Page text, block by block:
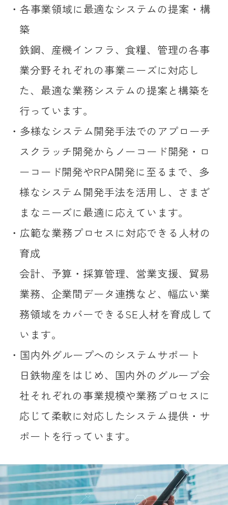
各事業領域に最適なシステムの提案・構
築
鉄鋼、産機インフラ、食糧、管理の各事
業分野それぞれの事業ニーズに対応し
た、最適な業務システムの提案と構築を
行っています。
多様なシステム開発手法でのアプローチ
スクラッチ開発からノーコード開発・ロ
ーコード開発やRPA開発に至るまで、多
様なシステム開発手法を活用し、さまざ
まなニーズに最適に応えています。
広範な業務プロセスに対応できる人材の
育成
会計、予算・採算管理、営業支援、貿易
業務、企業間データ連携など、幅広い業
務領域をカバーできるSE人材を育成して
います。
国内外グループへのシステムサポート
日鉄物産をはじめ、国内外のグループ会
社それぞれの事業規模や業務プロセスに
応じて柔軟に対応したシステム提供・サ
ポートを行っています。